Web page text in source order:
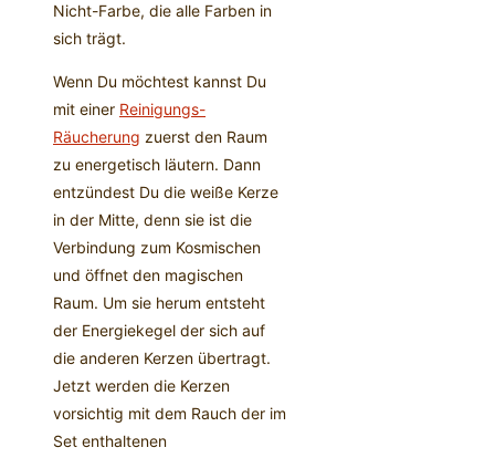
Nicht-Farbe, die alle Farben in
sich trägt.
Wenn Du möchtest kannst Du
mit einer Reinigungs-
Räucherung zuerst den Raum
zu energetisch läutern. Dann
entzündest Du die weiße Kerze
in der Mitte, denn sie ist die
Verbindung zum Kosmischen
und öffnet den magischen
Raum. Um sie herum entsteht
der Energiekegel der sich auf
die anderen Kerzen übertragt.
Jetzt werden die Kerzen
vorsichtig mit dem Rauch der im
Set enthaltenen